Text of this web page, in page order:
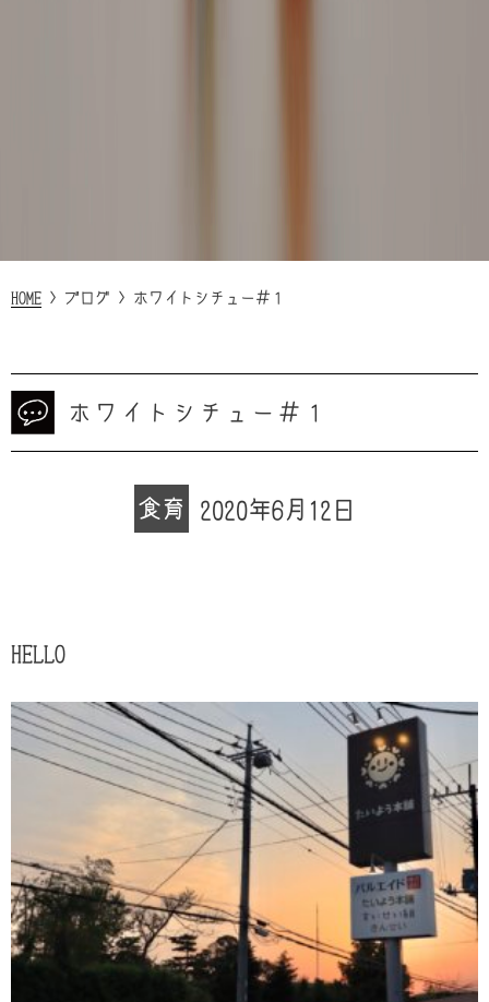
HOME > ブログ > ホワイトシチュー＃１
ホワイトシチュー＃１
食育 2020年6月12日
HELLO